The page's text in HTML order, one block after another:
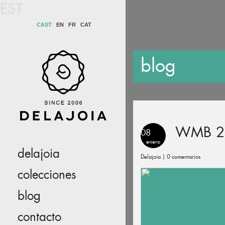
CAST EN FR CAT
delajoia
colecciones
blog
contacto
blog
08
enero WMB
Delajoia | 0 comentarios